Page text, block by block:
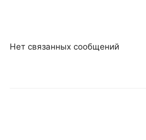
Нет связанных сообщений